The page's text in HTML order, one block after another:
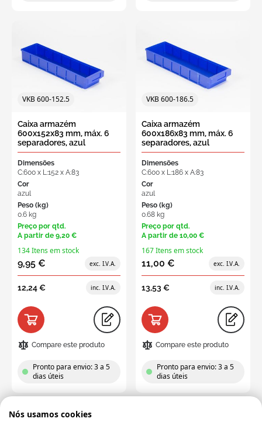
VKB 600-152.5
Caixa armazém
600x152x83 mm, máx. 6
separadores, azul
Dimensões
C:600 x L:152 x A:83
Cor
azul
Peso (kg)
0.6 kg
Preço por qtd.
A partir de 9,20 €
134 Itens em stock
9,95 €
12,24 €
Compare este produto
Pronto para envio: 3 a 5
dias úteis
VKB 600-186.5
Caixa armazém
600x186x83 mm, máx. 6
separadores, azul
Dimensões
C:600 x L:186 x A:83
Cor
azul
Peso (kg)
0.68 kg
Preço por qtd.
A partir de 10,00 €
167 Itens em stock
11,00 €
13,53 €
Compare este produto
Pronto para envio: 3 a 5
dias úteis
Nós usamos cookies